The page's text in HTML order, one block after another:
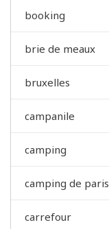
booking
brie de meaux
bruxelles
campanile
camping
camping de paris
carrefour